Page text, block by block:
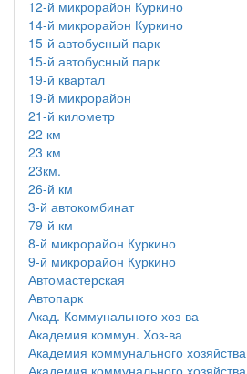
12-й микрорайон Куркино
14-й микрорайон Куркино
15-й автобусный парк
15-й автобусный парк
19-й квартал
19-й микрорайон
21-й километр
22 км
23 км
23км.
26-й км
3-й автокомбинат
79-й км
8-й микрорайон Куркино
9-й микрорайон Куркино
Автомастерская
Автопарк
Акад. Коммунального хоз-ва
Академия коммун. Хоз-ва
Академия коммунального хозяйства
Академия коммунального хозяйства